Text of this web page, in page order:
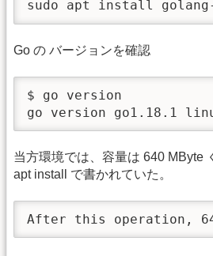
sudo apt install
Go の バージョンを確認
$ go version
go version go1.18.1
当方環境では、容量は 640 MByte
apt install で書かれていた。
After this operation,